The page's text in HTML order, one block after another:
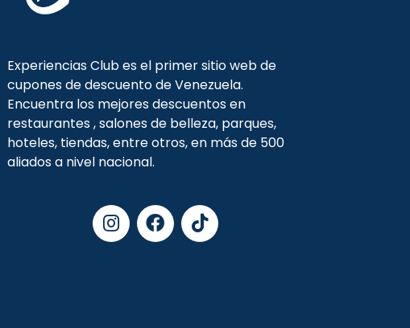
Experiencias Club es el primer sitio web de
cupones de descuento de Venezuela.
Encuentra los mejores descuentos en
restaurantes , salones de belleza, parques,
hoteles, tiendas, entre otros, en más de 500
aliados a nivel nacional.